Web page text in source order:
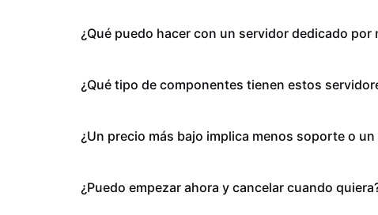
¿Qué puedo hacer con un servidor dedicado por
¿Qué tipo de componentes tienen estos
¿Un precio más bajo implica menos soporte o
¿Puedo empezar ahora y cancelar cuando